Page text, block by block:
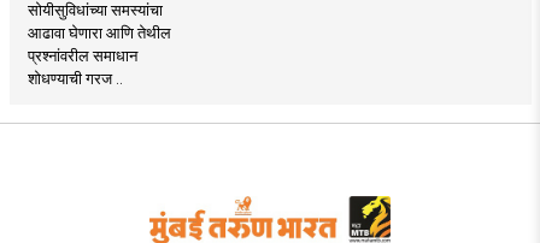
सोयीसुविधांच्या समस्यांचा
आढावा घेणारा आणि तेथील
प्रश्नांवरील समाधान
शोधण्याची गरज ..